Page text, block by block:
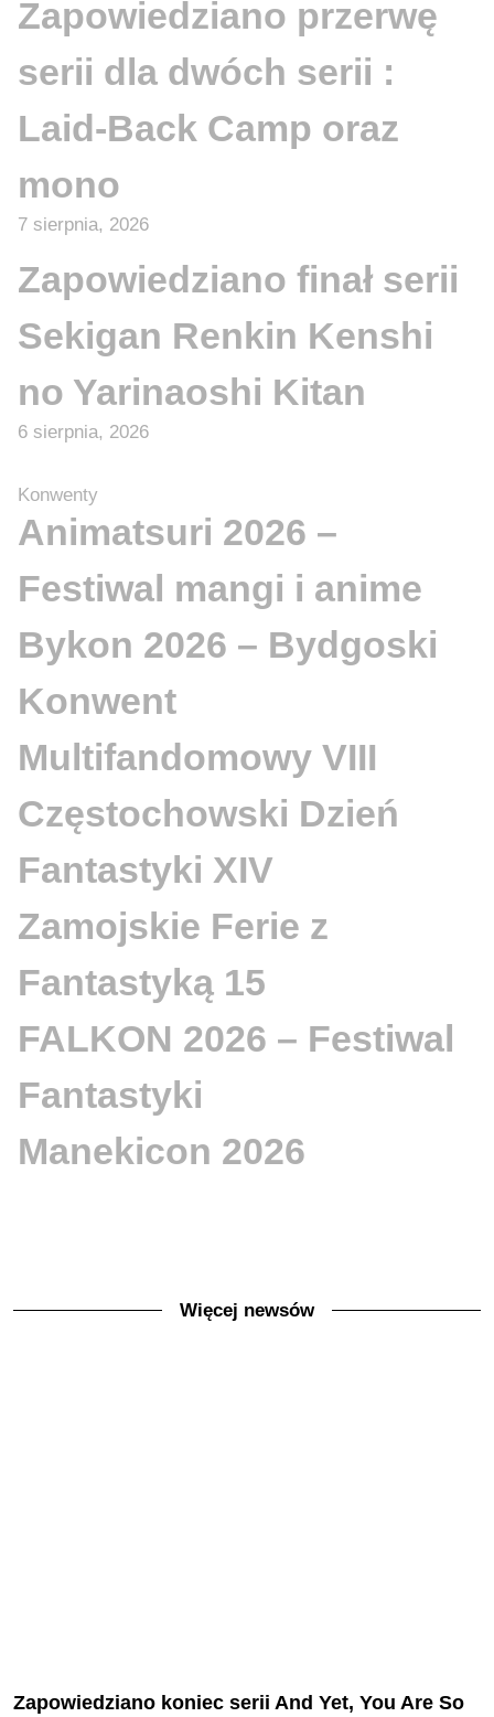
Zapowiedziano przerwę
serii dla dwóch serii :
Laid-Back Camp oraz
mono
7 sierpnia, 2026
Zapowiedziano finał serii
Sekigan Renkin Kenshi
no Yarinaoshi Kitan
6 sierpnia, 2026
Konwenty
Animatsuri 2026 –
Festiwal mangi i anime
Bykon 2026 – Bydgoski
Konwent
Multifandomowy VIII
Częstochowski Dzień
Fantastyki XIV
Zamojskie Ferie z
Fantastyką 15
FALKON 2026 – Festiwal
Fantastyki
Manekicon 2026
Więcej newsów
Zapowiedziano koniec serii And Yet, You Are So